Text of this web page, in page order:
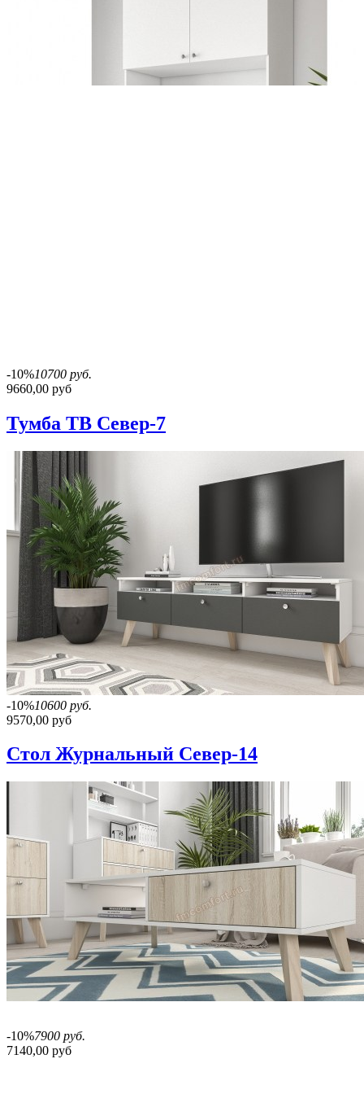
-10%10700 руб.
9660,00 руб
Тумба ТВ Север-7
-10%10600 руб.
9570,00 руб
Стол Журнальный Север-14
-10%7900 руб.
7140,00 руб